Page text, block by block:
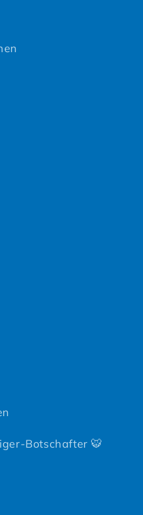
Botschafter 🐯